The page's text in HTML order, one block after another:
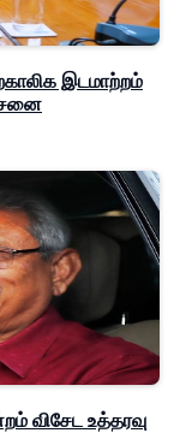
இடமாற்றம்
விசேட உத்தரவு